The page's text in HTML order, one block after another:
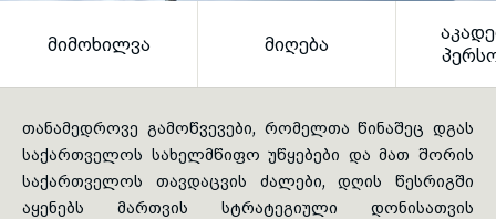
toggle submenu
toggle submenu
toggle submenu
ᲛᲘᲛᲝᲮᲘᲚᲕᲐ ᲛᲘᲦᲔᲑᲐ
თანამედროვე გამოწვევები, რომელთა წინაშეც დგას
საქართველოს სახელმწიფო უწყებები და მათ შორის
საქართველოს თავდაცვის ძალები, დღის წესრიგში
აყენებს მართვის სტრატეგიული დონისათვის